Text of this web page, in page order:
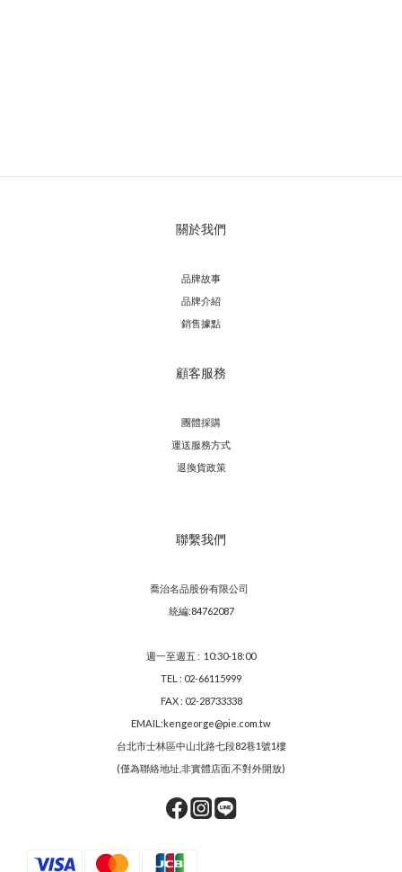
關於我們
品牌故事
品牌介紹
銷售據點
顧客服務
團體採購
運送服務方式
退換貨政策
聯繫我們
喬治名品股份有限公司
統編:84762087
週一至週五 : 10:30-18:00
TEL : 02-66115999
FAX : 02-28733338
EMAIL:kengeorge@pie.com.tw
台北市士林區中山北路七段82巷1號1樓
(僅為聯絡地址,非實體店面,不對外開放)